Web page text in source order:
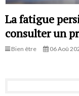
La fatigue
consulter un
Bien être 06 Aoû